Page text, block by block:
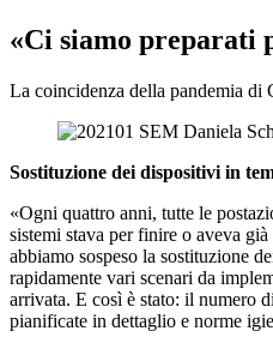
«Ci siamo preparati
La coincidenza della pandemia
Sostituzione dei dispositivi in
«Ogni quattro anni, tutte le
sistemi stava per finire o aveva
abbiamo sospeso la sostituzione
rapidamente vari scenari da
arrivata. E così è stato: il numero
pianificate in dettaglio e norme